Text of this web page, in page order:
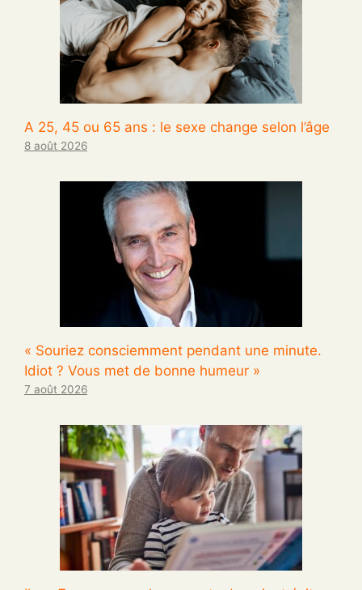
A 25, 45 ou 65 ans : le sexe change selon l’âge
8 août 2026
« Souriez consciemment pendant une minute.
Idiot ? Vous met de bonne humeur »
7 août 2026